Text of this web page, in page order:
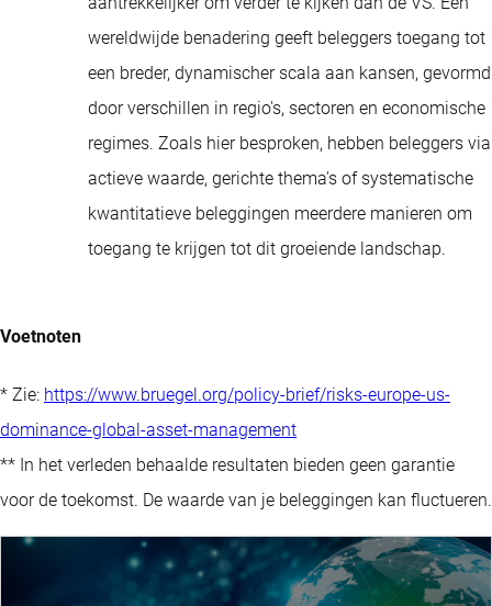
wereldwijde benadering geeft beleggers toegang tot
een breder, dynamischer scala aan kansen, gevormd
door verschillen in regio's, sectoren en economische
regimes. Zoals hier besproken, hebben beleggers via
actieve waarde, gerichte thema's of systematische
kwantitatieve beleggingen meerdere manieren om
toegang te krijgen tot dit groeiende landschap.
Voetnoten
* Zie: https://www.bruegel.org/policy-brief/risks-europe-us-
dominance-global-asset-management
** In het verleden behaalde resultaten bieden geen garantie
voor de toekomst. De waarde van je beleggingen kan fluctueren.